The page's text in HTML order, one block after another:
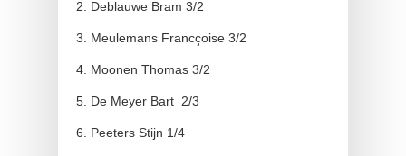
2. Deblauwe Bram 3/2
3. Meulemans Francçoise 3/2
4. Moonen Thomas 3/2
5. De Meyer Bart 2/3
6. Peeters Stijn 1/4